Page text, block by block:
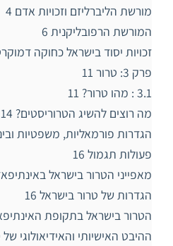
מורשת הליברליזם וזכויות אדם 4
המורשת הרפובליקנית 6
זכויות יסוד בישראל כחוקה
פרק 3: טרור 11
3.1 : מהו טרור? 11
מה רוצים להשיג הטרוריסטים? 14
הגדרות פורמאליות, משפטיות
פעולות תגמול 16
מאפייני הטרור בישראל
הגדרות של טרור בישראל 16
הטרור בישראל בתקופת
ההיבט האישיותי והאידיאולוגי של